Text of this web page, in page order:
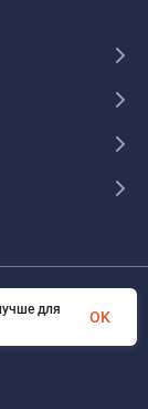
для
OK